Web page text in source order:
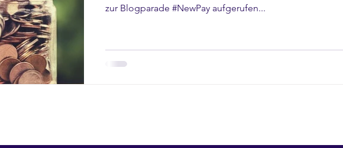
zur Blogparade #NewPay aufgerufen...